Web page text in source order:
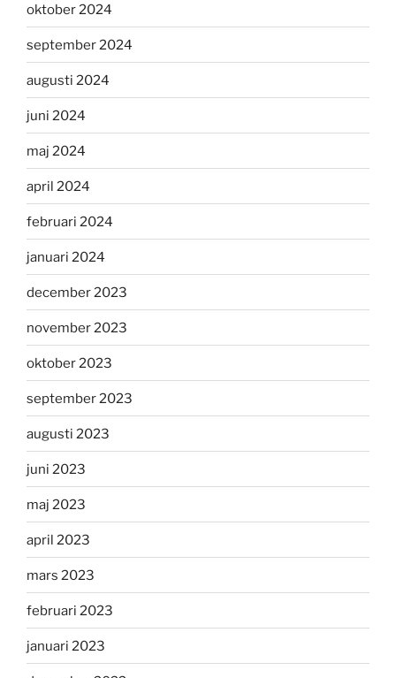
oktober 2024
september 2024
augusti 2024
juni 2024
maj 2024
april 2024
februari 2024
januari 2024
december 2023
november 2023
oktober 2023
september 2023
augusti 2023
juni 2023
maj 2023
april 2023
mars 2023
februari 2023
januari 2023